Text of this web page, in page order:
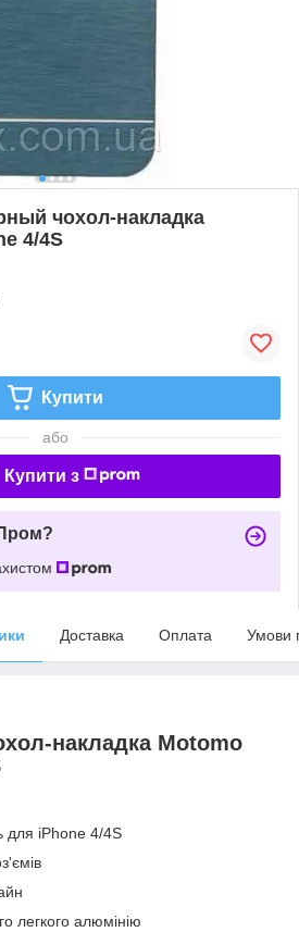
чохол-накладка
4/4S
Купити
або
Купити з
Доставка Оплата Умови
накладка Motomo
для iPhone 4/4S
легкого алюмінію